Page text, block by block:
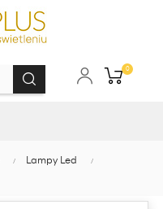
0
Lampy Led